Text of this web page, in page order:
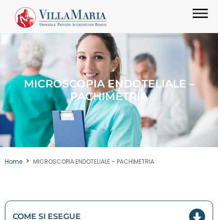
MICROSCOPIA ENDOTELIALE –
PACHIMETRIA
Home MICROSCOPIA ENDOTELIALE – PACHIMETRIA
COME SI ESEGUE